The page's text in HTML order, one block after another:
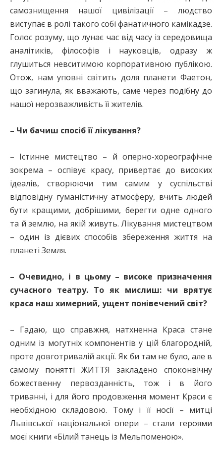
самознищення нашої цивілізації – людство
виступає в ролі такого собі фанатичного камікадзе.
Голос розуму, що лунає час від часу із середовища
аналітиків, філософів і науковців, одразу ж
глушиться невситимою корпоративною публікою.
Отож, нам уповні світить доля планети Фаетон,
що загинула, як вважають, саме через подібну до
нашої нерозважливість її жителів.
– Чи бачиш спосіб її лікування?
– Істинне мистецтво – й оперно-хореографічне
зокрема – оспівує красу, привертає до високих
ідеалів, створюючи тим самим у суспільстві
відповідну гуманістичну атмосферу, вчить людей
бути кращими, добрішими, берегти одне одного
та й землю, на якій живуть. Лікування мистецтвом
– один із дієвих способів збереження життя на
планеті Земля.
– Очевидно, і в цьому – високе призначення
сучасного театру. То як мислиш: чи врятує
краса наш химерний, ущент понівечений світ?
– Гадаю, що справжня, натхненна Краса стане
одним із могутніх компонентів у цій благородній,
проте довготривалій акції. Як би там не було, але в
самому понятті ЖИТТЯ закладено споконвічну
божественну первозданність, тож і в його
триванні, і для його продовження момент Краси є
необхідною складовою. Тому і її носії – митці
Львівської національної опери – стали героями
моєї книги «Білий танець із Мельпоменою».